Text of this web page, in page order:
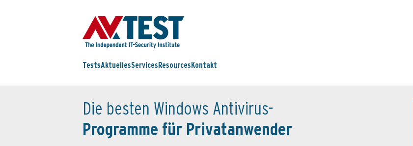
TestsAktuellesServices Resources Kontakt
Die besten Windows Antivirus-
Programme für Privatanwender